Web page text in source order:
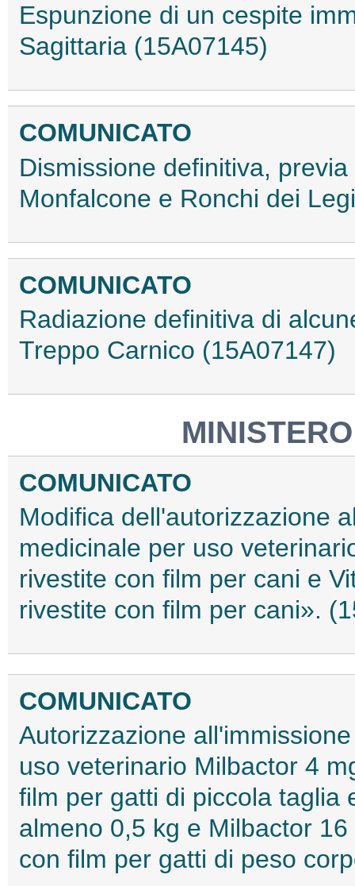
Espunzione di un cespite
Sagittaria (15A07145)
COMUNICATO
Dismissione definitiva,
Monfalcone e Ronchi dei
COMUNICATO
Radiazione definitiva di
Treppo Carnico (15A07147)
COMUNICATO
Modifica dell'autorizzazione
medicinale per uso
rivestite con film per cani e
rivestite con film per cani».
COMUNICATO
Autorizzazione
uso veterinario Milbactor 4
film per gatti di piccola taglia
almeno 0,5 kg e Milbactor
con film per gatti di peso